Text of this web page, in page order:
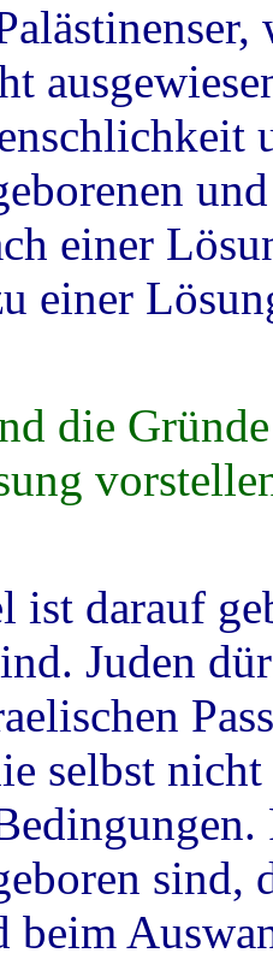
einer
einer
die
ist darauf
Juden
selbst
sind,
beim